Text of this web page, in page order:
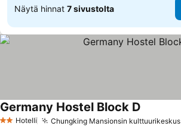
Näytä hinnat 7 sivustolta
2 Tähtiluokitus
Hotelli Chungking Mansionsin kulttuurikeskus
Germany Hostel Block D